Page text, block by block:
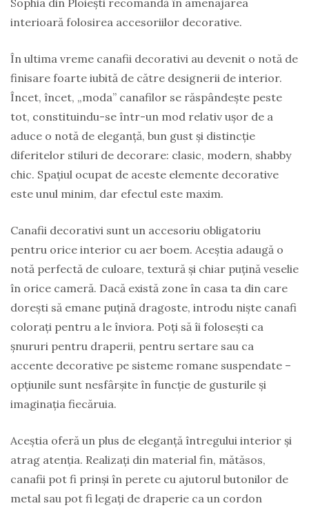
Sophia din Ploiești recomandă în amenajarea
interioară folosirea accesoriilor decorative.
În ultima vreme canafii decorativi au devenit o notă de
finisare foarte iubită de către designerii de interior.
Încet, încet, „moda” canafilor se răspândește peste
tot, constituindu-se într-un mod relativ ușor de a
aduce o notă de eleganță, bun gust și distincție
diferitelor stiluri de decorare: clasic, modern, shabby
chic. Spațiul ocupat de aceste elemente decorative
este unul minim, dar efectul este maxim.
Canafii decorativi sunt un accesoriu obligatoriu
pentru orice interior cu aer boem. Aceștia adaugă o
notă perfectă de culoare, textură și chiar puțină veselie
în orice cameră. Dacă există zone în casa ta din care
dorești să emane puțină dragoste, introdu niște canafi
colorați pentru a le înviora. Poți să îi folosești ca
șnururi pentru draperii, pentru sertare sau ca
accente decorative pe sisteme romane suspendate –
opțiunile sunt nesfârșite în funcție de gusturile și
imaginația fiecăruia.
Aceștia oferă un plus de eleganță întregului interior și
atrag atenția. Realizați din material fin, mătăsos,
canafii pot fi prinși în perete cu ajutorul butonilor de
metal sau pot fi legați de draperie ca un cordon